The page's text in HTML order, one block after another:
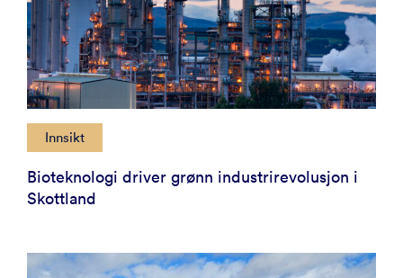
Innsikt
Bioteknologi driver grønn industrirevolusjon i
Skottland